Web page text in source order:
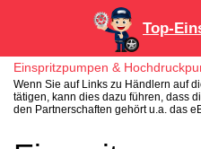
Top-
Einspritzpumpen &
Wenn Sie auf Links zu Händlern auf
tätigen, kann dies dazu führen, dass
den Partnerschaften gehört u.a. das